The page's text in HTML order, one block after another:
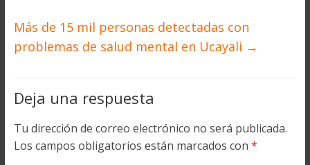
Más de 15 mil personas detectadas con
problemas de salud mental en Ucayali →
Deja una respuesta
Tu dirección de correo electrónico no será publicada.
Los campos obligatorios están marcados con *